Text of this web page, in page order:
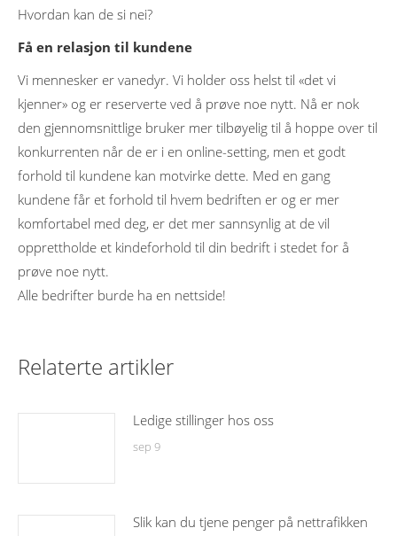
Hvordan kan de si nei?
Få en relasjon til kundene
Vi mennesker er vanedyr. Vi holder oss helst til «det vi
kjenner» og er reserverte ved å prøve noe nytt. Nå er nok
den gjennomsnittlige bruker mer tilbøyelig til å hoppe over til
konkurrenten når de er i en online-setting, men et godt
forhold til kundene kan motvirke dette. Med en gang
kundene får et forhold til hvem bedriften er og er mer
komfortabel med deg, er det mer sannsynlig at de vil
opprettholde et kindeforhold til din bedrift i stedet for å
prøve noe nytt.
Alle bedrifter burde ha en nettside!
Relaterte artikler
Ledige stillinger hos oss
sep 9
Slik kan du tjene penger på nettrafikken